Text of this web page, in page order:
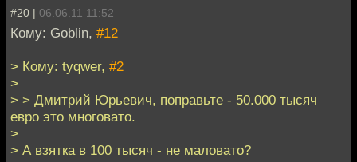
#20 | 06.06.11 11:52
Кому: Goblin, #12
> Кому: tyqwer, #2
>
> > Дмитрий Юрьевич, поправьте - 50.000 тысяч
евро это многовато.
>
> А взятка в 100 тысяч - не маловато?